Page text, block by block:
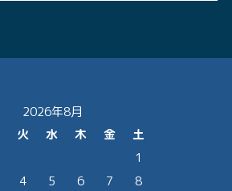
2026年8月
火 水 木 金
土
1
4 5 6 7
8